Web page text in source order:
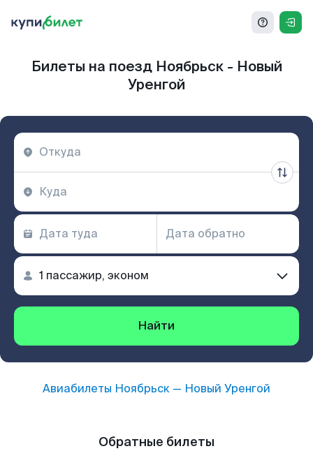
Билеты на поезд Ноябрьск - Новый
Уренгой
Найти
Авиабилеты Ноябрьск — Новый Уренгой
Обратные билеты